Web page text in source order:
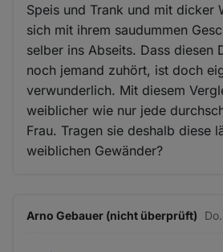
Speis und Trank und mit dicker
sich mit ihrem saudummen
selber ins Abseits. Dass diesen
noch jemand zuhört, ist doch
verwunderlich. Mit diesem
weiblicher wie nur jede
Frau. Tragen sie deshalb diese
weiblichen Gewänder?
Arno Gebauer (nicht überprüft)